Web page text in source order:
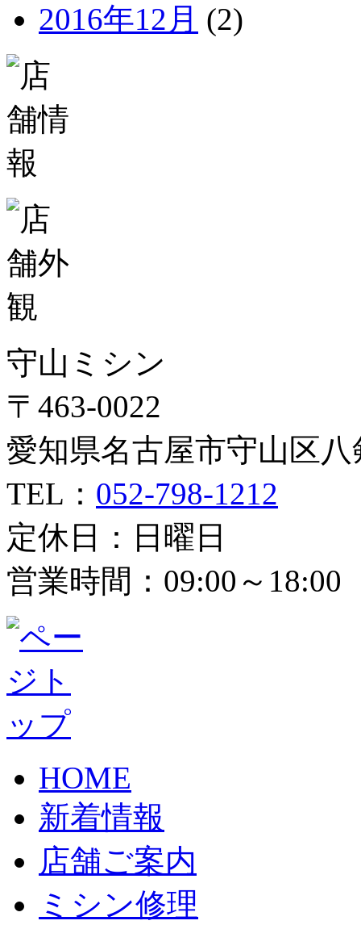
2016年12月 (2)
守山ミシン
〒463-0022
愛知県名古屋市守山区八
TEL： 052-798-1212
定休日：日曜日
営業時間：09:00～18:00
HOME
新着情報
店舗ご案内
ミシン修理